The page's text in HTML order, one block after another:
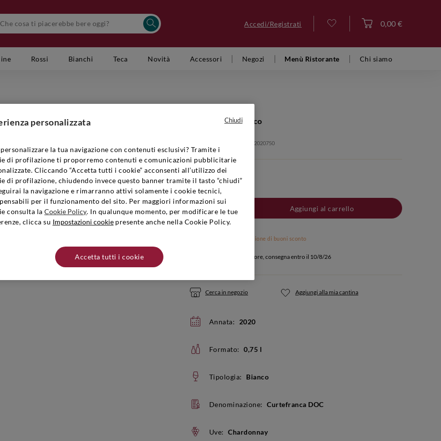
Accedi/Registrati 0,00 €
Rossi Bianchi Teca Novità Accessori Negozi Menù Ristorante Chi siamo
Curtefranca Bianco
Codice Articolo: VFB00423 2020750
€76,90
1
Quantità:
Quantità:
Aggiungi al carrello
Non soggetto ad applicazione di buoni sconto
Se acquisti entro 8 ore, consegna entro il 10/8/26
Cerca in negozio Aggiungi alla mia cantina
Annata: 2020
Formato: 0,75 l
Tipologia: Bianco
Denominazione: Curtefranca DOC
Uve: Chardonnay
personalizzata
la tua navigazione con contenuti esclusivi? Tramite i
di profilazione ti proporremo contenuti e comunicazioni pubblicitarie
Cliccando “Accetta tutti i cookie” acconsenti all’utilizzo dei
di profilazione, chiudendo invece questo banner tramite il tasto “chiudi”
la navigazione e rimarranno attivi solamente i cookie tecnici,
per il funzionamento del sito. Per maggiori informazioni sui
consulta laCookie Policy. In qualunque momento, per modificare le tue
clicca su Impostazioni cookiepresente anche nella Cookie Policy.
Accetta tutti i cookie
Chiudi